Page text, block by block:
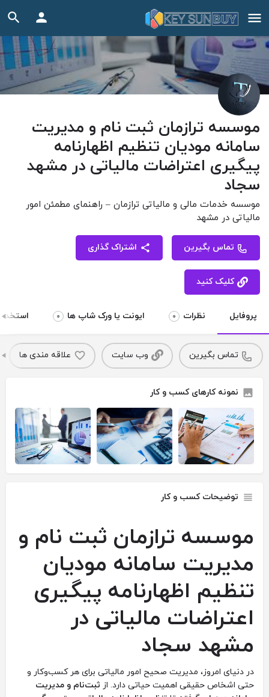
موسسه ‏ترازمان ‏ثبت ‏نام ‏و ‏مدیریت
‏سامانه ‏مودیان ‏تنظیم ‏اظهارنامه
‏پیگیری ‏اعتراضات ‏مالیاتی ‏در ‏مشهد
‏‏سجاد
موسسه خدمات مالی و مالیاتی ترازمان – راهنمای مطمئن امور
مالیاتی در مشهد
تماس بگیرین اشتراک گذاری
کلیک کنید
پروفایل نظرات 0 ایونت یا ورک شاپ ها 0
تماس بگیرین وب سایت علاقه مندی ها
نمونه کارهای کسب و کار
توضیحات کسب و کار
موسسه ‏ترازمان ‏ثبت ‏نام ‏و
‏مدیریت ‏سامانه ‏مودیان
‏تنظیم ‏اظهارنامه ‏پیگیری
‏اعتراضات ‏مالیاتی ‏در
‏مشهد ‏‏سجاد
در دنیای امروز، مدیریت صحیح امور مالیاتی برای هر کسب‌وکار و
حتی اشخاص حقیقی اهمیت حیاتی دارد. از ثبت‌نام و مدیریت